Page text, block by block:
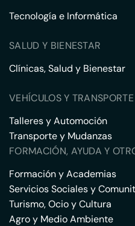
Tecnología e Informática
SALUD Y BIENESTAR
Clínicas, Salud y Bienestar
VEHÍCULOS Y TRANSPORTE
Talleres y Automoción
Transporte y Mudanzas
FORMACIÓN, AYUDA Y
Formación y Academias
Servicios Sociales y
Turismo, Ocio y Cultura
Agro y Medio Ambiente